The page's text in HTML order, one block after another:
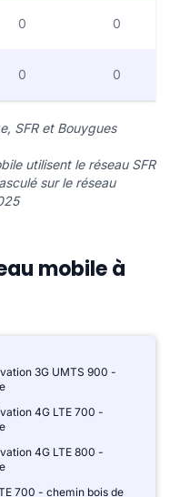
0 0
0 0
SFR et Bouygues
utilisent le réseau SFR
sur le réseau
mobile à
3G UMTS 900 -
4G LTE 700 -
4G LTE 800 -
700 - chemin bois de